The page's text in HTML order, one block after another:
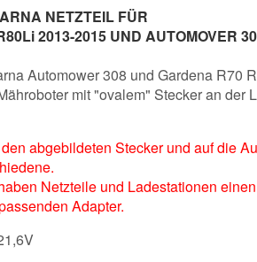
NETZTEIL FÜR
2013-2015 UND AUTOMOVER
Automower 308 und Gardena R70
mit "ovalem" Stecker an der
abgebildeten Stecker und auf die
Netzteile und Ladestationen
Adapter.